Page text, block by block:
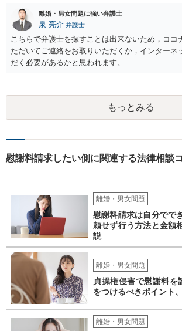
離婚・男女問題に強い弁護士
泉 亮介 弁護士
こちらで弁護士を探すことは出来ないため，ココ
ただいてご連絡をお取りいただくか，インターネ
だく必要があるかと思われます。
もっとみる
慰謝料請求したい側に関連する法律相談
離婚・男女問題
慰謝料請求は自分でで
頼せず行う方法と金額
説
離婚・男女問題
貞操権侵害で慰謝料を
をつけるべきポイント
離婚・男女問題